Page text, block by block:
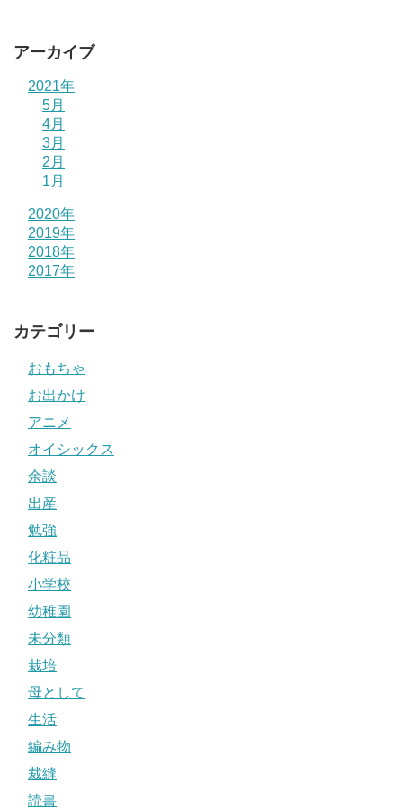
アーカイブ
2021年
5月
4月
3月
2月
1月
2020年
2019年
2018年
2017年
カテゴリー
おもちゃ
お出かけ
アニメ
オイシックス
余談
出産
勉強
化粧品
小学校
幼稚園
未分類
栽培
母として
生活
編み物
裁縫
読書